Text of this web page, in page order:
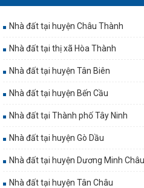
Nhà đất tại huyện Châu Thành
Nhà đất tại thị xã Hòa Thành
Nhà đất tại huyện Tân Biên
Nhà đất tại huyện Bến Cầu
Nhà đất tại Thành phố Tây Ninh
Nhà đất tại huyện Gò Dầu
Nhà đất tại huyện Dương Minh Châu
Nhà đất tại huyện Tân Châu